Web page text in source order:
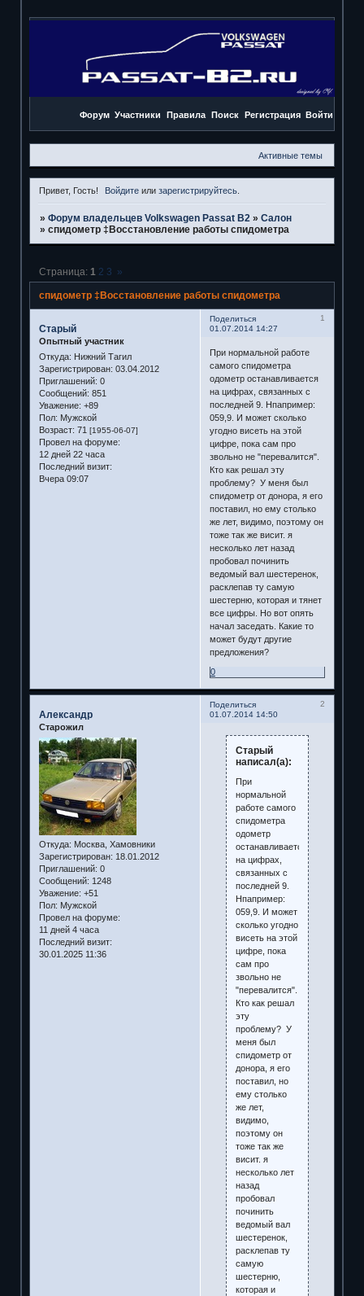
Форум Участники Правила Поиск Регистрация Войти
Активные темы
Привет, Гость! Войдите илизарегистрируйтесь
» Форум владельцев Volkswagen Passat B2 » Салон
» спидометр ‡Восстановление работы спидометра
спидометр ‡Восстановление работы спидометра
Страница: 1 2 3 »
Поделиться
1
01.07.2014 14:27
Старый
Опытный участник
Откуда: Нижний Тагил
Зарегистрирован: 03.04.2012
Приглашений: 0
Сообщений: 851
Уважение: +89
Пол: Мужской
Возраст: 71 [1955-06-07]
Провел на форуме:
12 дней 22 часа
Последний визит:
Вчера 09:07
При нормальной работе
самого спидометра
одометр останавливается
на цифрах, связанных с
последней 9. Нпапример:
059,9. И может сколько
угодно висеть на этой
цифре, пока сам про
звольно не "перевалится".
Кто как решал эту
проблему? У меня был
спидометр от донора, я его
поставил, но ему столько
же лет, видимо, поэтому он
тоже так же висит. я
несколько лет назад
пробовал починить
ведомый вал шестеренок,
расклепав ту самую
шестерню, которая и тянет
все цифры. Но вот опять
начал заседать. Какие то
может будут другие
предложения?
0
Поделиться
2
01.07.2014 14:50
Александр
Старожил
Откуда: Москва, Хамовники
Зарегистрирован: 18.01.2012
Приглашений: 0
Сообщений: 1248
Уважение: +51
Пол: Мужской
Провел на форуме:
11 дней 4 часа
Последний визит:
30.01.2025 11:36
Старый
написал(а):
При
нормальной
работе самого
спидометра
одометр
останавливается
на цифрах,
связанных с
последней 9.
Нпапример:
059,9. И может
сколько угодно
висеть на этой
цифре, пока
сам про
звольно не
"перевалится".
Кто как решал
эту
проблему? У
меня был
спидометр от
донора, я его
поставил, но
ему столько
же лет,
видимо,
поэтому он
тоже так же
висит. я
несколько лет
назад
пробовал
починить
ведомый вал
шестеренок,
расклепав ту
самую
шестерню,
которая и